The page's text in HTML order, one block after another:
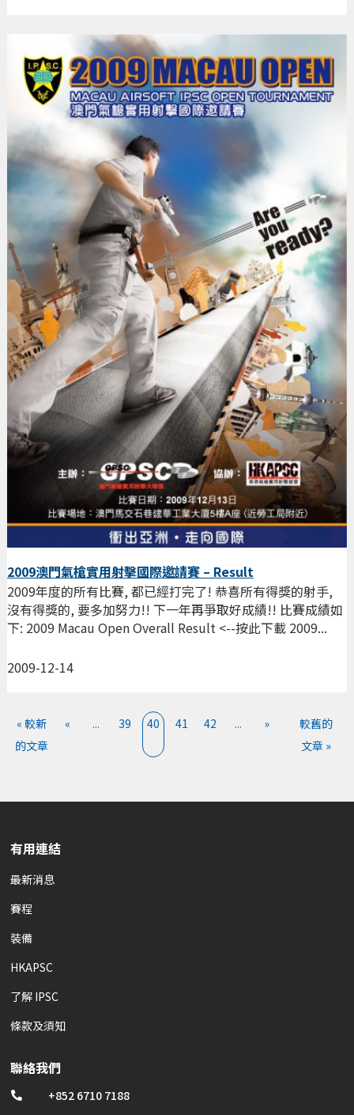
2009澳門氣槍實用射擊國際邀請賽 – Result
2009-12-14
2009年度的所有比賽, 都已經打完了! 恭喜所有得獎的射手,
沒有得獎的, 要多加努力!! 下一年再爭取好成績!! 比賽成績如
下: 2009 Macau Open Overall Result <--按此下載 2009...
« 較新
的文章
« ... 39 40 41 42 ... »
較舊的
文章 »
有用連結
最新消息
賽程
裝備
HKAPSC
了解 IPSC
條款及須知
聯絡我們

+852 6710 7188